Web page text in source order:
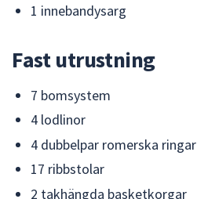
1 innebandysarg
Fast utrustning
7 bomsystem
4 lodlinor
4 dubbelpar romerska ringar
17 ribbstolar
2 takhängda basketkorgar